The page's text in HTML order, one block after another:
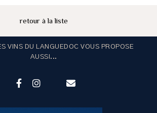
retour à la liste
VINS DU LANGUEDOC VOUS PROPOSE
AUSSI...